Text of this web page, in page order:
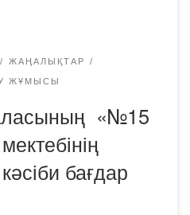
ЖАҢАЛЫҚТАР
ЖҰМЫСЫ
«№15
бағдар